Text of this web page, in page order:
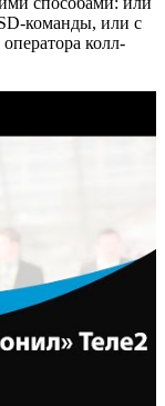
команды, или с
колл-